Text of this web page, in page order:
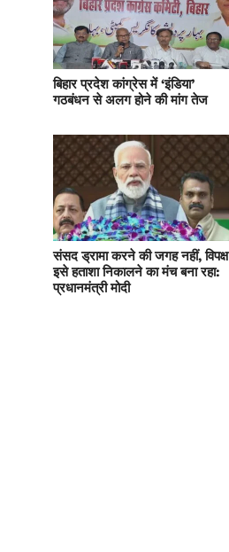
बिहार प्रदेश कांग्रेस में ‘इंडिया’
गठबंधन से अलग होने की मांग तेज
संसद ड्रामा करने की जगह नहीं, विपक्ष
इसे हताशा निकालने का मंच बना रहा:
प्रधानमंत्री मोदी